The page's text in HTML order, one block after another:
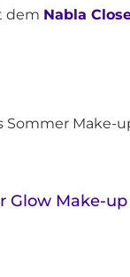
dem Nabla
Glow Make-